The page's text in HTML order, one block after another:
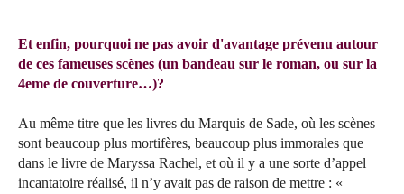
Et enfin, pourquoi ne pas avoir d'avantage prévenu autour
de ces fameuses scènes (un bandeau sur le roman, ou sur la
4eme de couverture…)?
Au même titre que les livres du Marquis de Sade, où les scènes
sont beaucoup plus mortifères, beaucoup plus immorales que
dans le livre de Maryssa Rachel, et où il y a une sorte d’appel
incantatoire réalisé, il n’y avait pas de raison de mettre : «